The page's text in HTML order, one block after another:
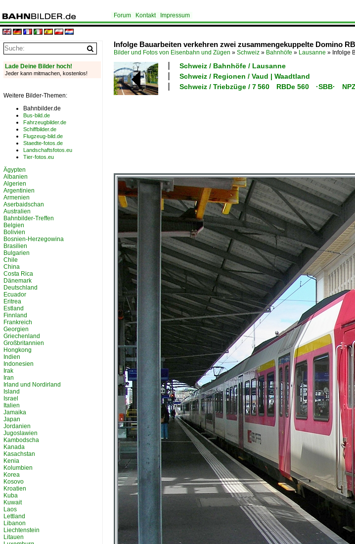
Forum Kontakt Impressum
Infolge Bauarbeiten verkehren zwei zusammengekuppelte Domino
Bilder und Fotos von Eisenbahn und Zügen » Schweiz » Bahnhöfe » Lausanne » Infolge
Schweiz / Bahnhöfe / Lausanne
Schweiz / Regionen / Vaud | Waadtland
Schweiz / Triebzüge / 7 560 RBDe 560 ·SBB·
Lade Deine Bilder hoch!
Jeder kann mitmachen, kostenlos!
Weitere Bilder-Themen:
Bahnbilder.de
Bus-bild.de
Fahrzeugbilder.de
Schiffbilder.de
Flugzeug-bild.de
Staedte-fotos.de
Landschaftsfotos.eu
Tier-fotos.eu
Ägypten
Albanien
Algerien
Argentinien
Armenien
Aserbaidschan
Australien
Bahnbilder-Treffen
Belgien
Bolivien
Bosnien-Herzegowina
Brasilien
Bulgarien
Chile
China
Costa Rica
Dänemark
Deutschland
Ecuador
Eritrea
Estland
Finnland
Frankreich
Georgien
Griechenland
Großbritannien
Hongkong
Indien
Indonesien
Irak
Iran
Irland und Nordirland
Island
Israel
Italien
Jamaika
Japan
Jordanien
Jugoslawien
Kambodscha
Kanada
Kasachstan
Kenia
Kolumbien
Korea
Kosovo
Kroatien
Kuba
Kuwait
Laos
Lettland
Libanon
Liechtenstein
Litauen